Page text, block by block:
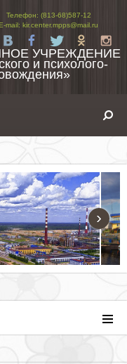
Телефон: (813-68)587-12
E-mail: kir.center.mpps@mail.ru
Tw
УЧРЕЖДЕНИЕ
и психолого-
›